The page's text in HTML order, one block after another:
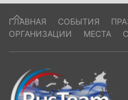
ГЛАВНАЯ СОБЫТИЯ
ОРГАНИЗАЦИИ
МЕСТА